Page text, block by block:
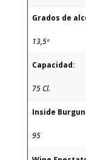
Grados de
13,5º
Capacidad:
75 Cl.
Inside
95